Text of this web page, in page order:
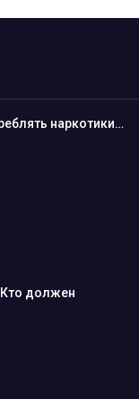
наркотики…
Кто должен